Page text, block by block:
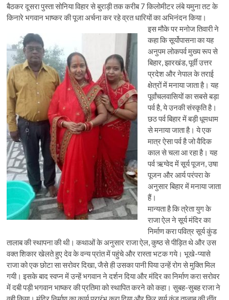
बैठकर दूसरा पुस्ता सोनिया विहार से बुराड़ी तक करीब 7 किलोमीटर लंबे यमुना तट के
किनारे भगवान भाष्कर की पूजा अर्चना कर रहे व्रत धारियों का अभिनंदन किया।
इस मौके पर मनोज तिवारी ने
कहा कि सूर्योपासना का यह
अनुपम लोकपर्व मुख्य रूप से
बिहार, झारखंड, पूर्वी उत्तर
प्रदेश और नेपाल के तराई
क्षेत्रों में मनाया जाता है। यह
पूर्वांचलवासियों का सबसे बड़ा
पर्व है, ये उनकी संस्कृति है।
छठ पर्व बिहार में बड़ी धूमधाम
से मनाया जाता है। ये एक
मात्र ऐसा पर्व है जो वैदिक
काल से चला आ रहा है। यह
पर्व ऋग्वेद में सूर्य पूजन, उषा
पूजन और आर्य परंपरा के
अनुसार बिहार में मनाया जाता
हैं।
मान्यता है कि त्रेता युग के
राजा ऐल ने सूर्य मंदिर का
निर्माण करा पवित्र सूर्य कुंड
तालाब की स्थापना की थी। कथाओं के अनुसार राजा ऐल, कुष्ठ से पीड़ित थे और उस
वक्त शिकार खेलते हुए देव के वन्य प्रांत में पहुंचे और रास्ता भटक गये। भूखे-प्यासे
राजा को एक छोटा सा सरोवर दिखा, जैसे ही उसका पानी पिया उन्हें रोग से मुक्ति मिल
गयी। इसके बाद स्वप्न में उन्हें भगवान ने दर्शन दिया और मंदिर का निर्माण करा सरोवर
में दबी पड़ी भगवान भाष्कर की प्रतिमा को स्थापित करने को कहा। सुबह-सुबह राजा ने